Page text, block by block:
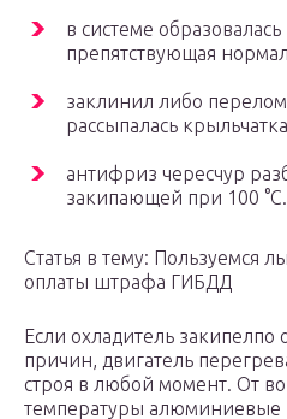
в системе
препятствующая
заклинил либо
рассыпалась
антифриз чересчур
закипающей при 100 °С.
Статья в тему: Пользуемся
оплаты штрафа ГИБДД
Если охладитель закипелпо
причин, двигатель
строя в любой момент. От
температуры